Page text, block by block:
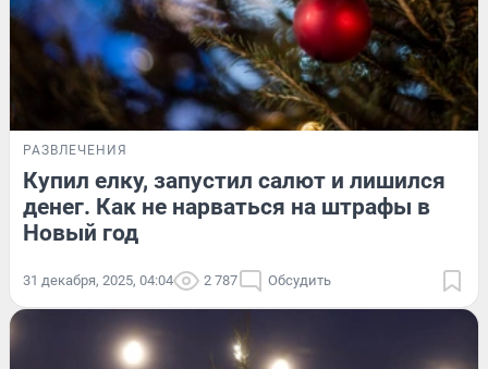
РАЗВЛЕЧЕНИЯ
Купил елку, запустил салют и лишился
денег. Как не нарваться на штрафы в
Новый год
31 декабря, 2025, 04:04 2 787 Обсудить